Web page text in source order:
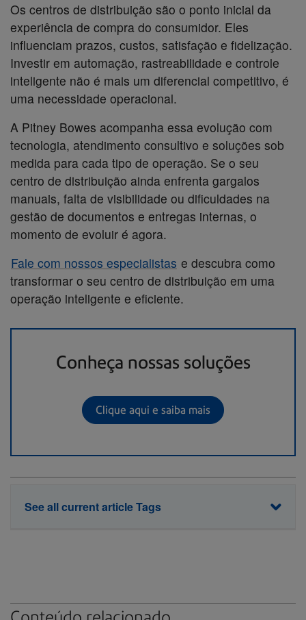
Os centros de distribuição são o ponto inicial da
experiência de compra do consumidor. Eles
influenciam prazos, custos, satisfação e fidelização.
Investir em automação, rastreabilidade e controle
inteligente não é mais um diferencial competitivo, é
uma necessidade operacional.
A Pitney Bowes acompanha essa evolução com
tecnologia, atendimento consultivo e soluções sob
medida para cada tipo de operação. Se o seu
centro de distribuição ainda enfrenta gargalos
manuais, falta de visibilidade ou dificuldades na
gestão de documentos e entregas internas, o
momento de evoluir é agora.
Fale com nossos especialistas e descubra como
transformar o seu centro de distribuição em uma
operação inteligente e eficiente.
Conheça nossas soluções
Clique aqui e saiba mais
See all current article Tags